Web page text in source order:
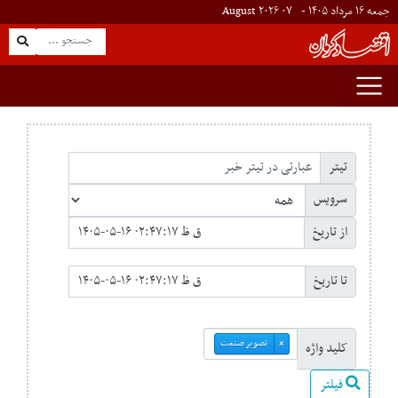
جمعه ۱۶ مرداد ۱۴۰۵ - ۰۷۲۰۲۶
تیتر
سرویس
از تاریخ
تا تاریخ
کلید واژه تصویر صنعت ×
فیلتر